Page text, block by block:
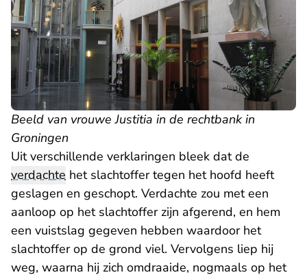
Beeld van vrouwe Justitia in de rechtbank in
Groningen
Uit verschillende verklaringen bleek dat de
verdachte het slachtoffer tegen het hoofd heeft
geslagen en geschopt. Verdachte zou met een
aanloop op het slachtoffer zijn afgerend, en hem
een vuistslag gegeven hebben waardoor het
slachtoffer op de grond viel. Vervolgens liep hij
weg, waarna hij zich omdraaide, nogmaals op het